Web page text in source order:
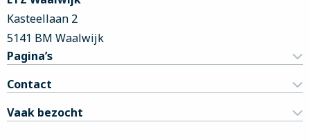
Kasteellaan 2
5141 BM Waalwijk
Pagina’s
Contact
Vaak bezocht